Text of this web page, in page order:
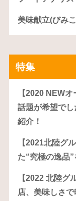
美味献立(びみ
特集
【2020 NEW
話題が希望で
紹介！
【2021北陸グ
た“究極の逸品
【2022 北陸グ
店、美味しさ